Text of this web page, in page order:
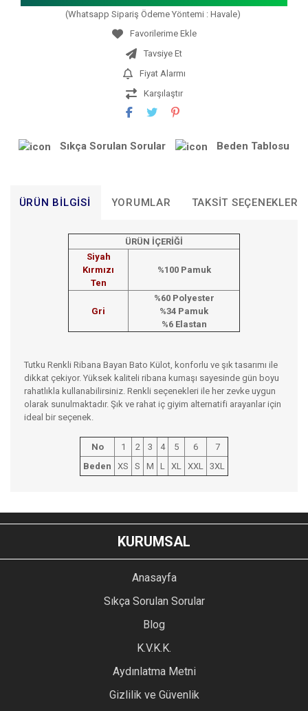
(Whatsapp Sipariş Ödeme Yöntemi : Havale)
Tavsiye Et
Fiyat Alarmı
Karşılaştır
Sıkça Sorulan Sorular Beden Tablosu
ÜRÜN BILGISI YORUMLAR TAKSIT SEÇENEKLERI
ÜRÜN İÇERİĞİ
Siyah
Kırmızı
Ten
%100 Pamuk
Gri
%60 Polyester
%34 Pamuk
%6 Elastan
Tutku Renkli Ribana Bayan Bato Külot, konforlu ve şık tasarımı ile
dikkat çekiyor. Yüksek kaliteli ribana kumaşı sayesinde gün boyu
rahatlıkla kullanabilirsiniz. Renkli seçenekleri ile her zevke uygun
olarak sunulmaktadır. Şık ve rahat iç giyim alternatifi arayanlar için
ideal bir seçenek.
No 1 2 3 4 5 6
7
Beden
XS S M L XL XXL 3XL
YORUM YAZ
Bu ürünün fiyat bilgisi, resim, ürün açıklamalarında ve diğer
konularda yetersiz gördüğünüz noktaları öneri formunu
kullanarak tarafımıza iletebilirsiniz.
Ürün resmi kalitesiz, bozuk veya görüntülenemiyor.
Ürün açıklamasında eksik bilgiler bulunuyor.
Ürün bilgilerinde hatalar bulunuyor.
Ürün fiyatı diğer sitelerden daha pahalı.
KURUMSAL
Anasayfa
Sıkça Sorulan Sorular
Blog
K.V.K.K.
Aydınlatma Metni
Gizlilik ve Güvenlik